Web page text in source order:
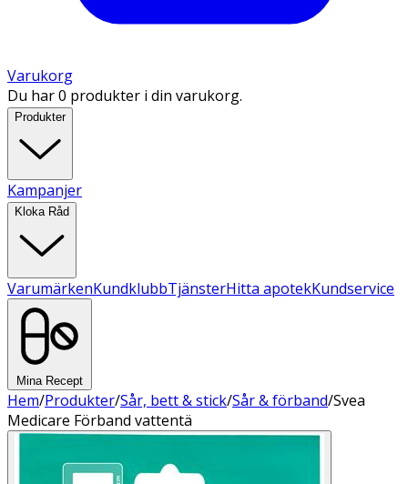
Varukorg
Du har 0 produkter i din varukorg.
Produkter
Kampanjer
Kloka Råd
VarumärkenKundklubbTjänsterHitta apotekKundservice
Mina Recept
Hem/Produkter/Sår, bett & stick/Sår & förband/Svea
Medicare Förband vattentä